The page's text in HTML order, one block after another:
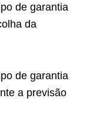
de garantia
da
de garantia
a previsão